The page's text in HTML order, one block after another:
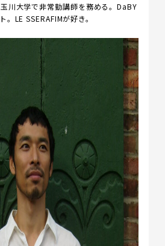
川大学で非常勤講師を務める。DaBY
。LE SSERAFIMが好き。